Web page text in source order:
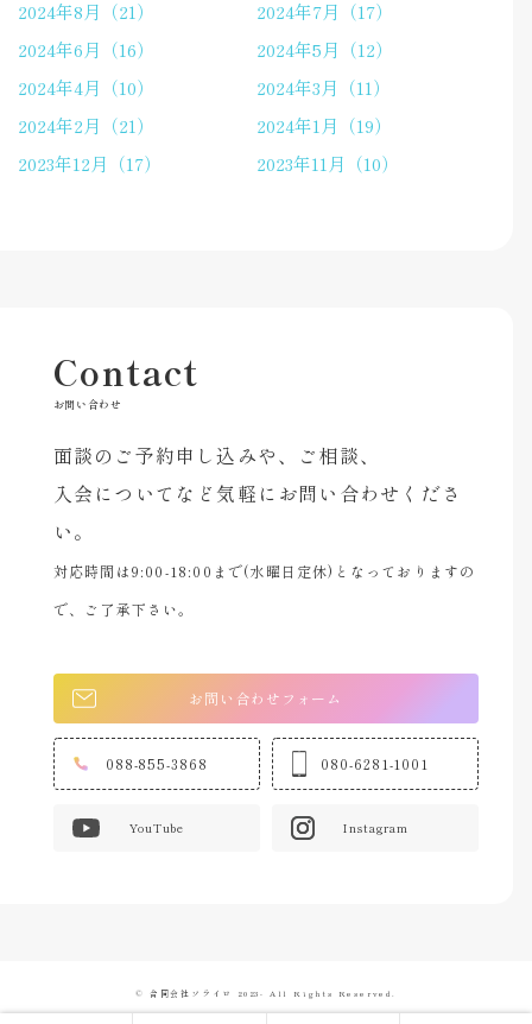
2024年8月（21）
2024年7月（17）
2024年6月（16）
2024年5月（12）
2024年4月（10）
2024年3月（11）
2024年2月（21）
2024年1月（19）
2023年12月（17）
2023年11月（10）
Contact
お問い合わせ
面談のご予約申し込みや、ご相談、
入会についてなど気軽にお問い合わせくださ
い。
対応時間は9:00-18:00まで(水曜日定休)となっておりますの
で、ご了承下さい。
お問い合わせフォーム
088-855-3868 080-6281-1001
YouTube Instagram
© 合同会社ソライロ 2023- All Rights Reserved.